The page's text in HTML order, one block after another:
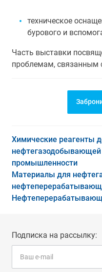
техническое
бурового и
Часть выставки
проблемам, связанным
Химические реагенты
промышленности
Материалы для
Подписка на рассылку: